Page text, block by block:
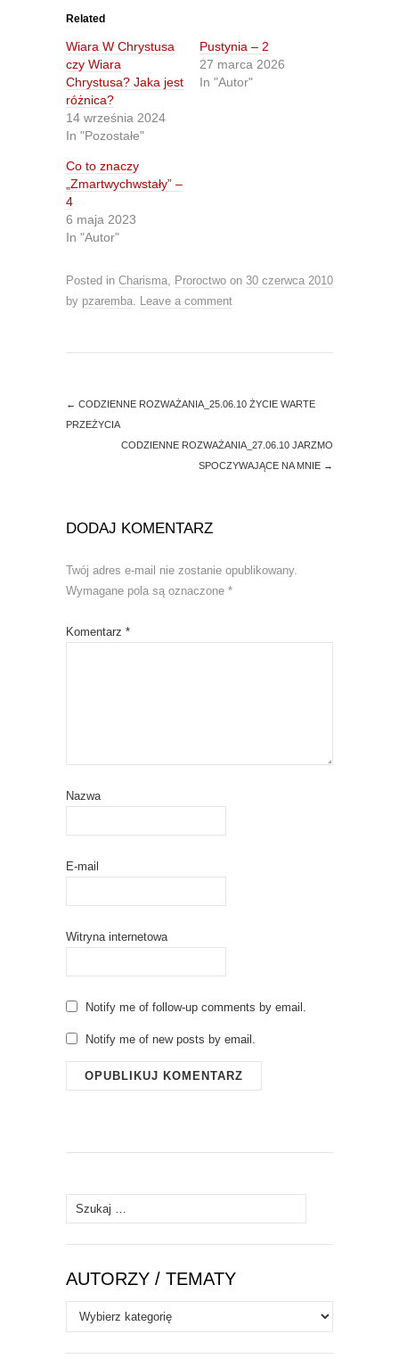
o
s
h
a
r
e
o
n
T
w
i
t
e
r
(
e
n
n
w
d
a
o
a
c
o
k
n
n
e
n
)
Related
Wiara W Chrystusa
czy Wiara
Chrystusa? Jaka jest
różnica?
14 września 2024
In "Pozostałe"
Pustynia – 2
27 marca 2026
In "Autor"
Co to znaczy
„Zmartwychwstały” –
4
6 maja 2023
In "Autor"
Posted in Charisma, Proroctwo on 30 czerwca 2010
by pzaremba. Leave a comment
← CODZIENNE ROZWAŻANIA_25.06.10 ŻYCIE WARTE
PRZEŻYCIA
CODZIENNE ROZWAŻANIA_27.06.10 JARZMO
SPOCZYWAJĄCE NA MNIE →
DODAJ KOMENTARZ
Twój adres e-mail nie zostanie opublikowany.
Wymagane pola są oznaczone *
Komentarz *
Nazwa
E-mail
Witryna internetowa
Notify me of follow-up comments by email.
Notify me of new posts by email.
Szukaj:
AUTORZY / TEMATY
Autorzy
/
Tematy